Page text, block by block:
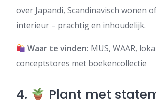
over Japandi, Scandinavisch wonen
interieur – prachtig en inhoudelijk.
Waar te vinden: MUS, WAAR,
conceptstores met boekencollectie
4. Plant met